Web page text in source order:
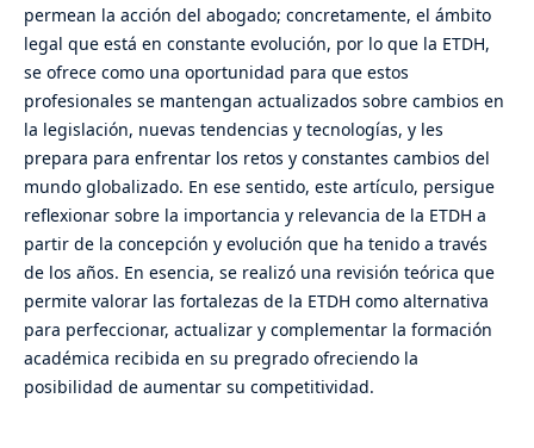
permean la acción del abogado; concretamente, el ámbito
legal que está en constante evolución, por lo que la ETDH,
se ofrece como una oportunidad para que estos
profesionales se mantengan actualizados sobre cambios en
la legislación, nuevas tendencias y tecnologías, y les
prepara para enfrentar los retos y constantes cambios del
mundo globalizado. En ese sentido, este artículo, persigue
reflexionar sobre la importancia y relevancia de la ETDH a
partir de la concepción y evolución que ha tenido a través
de los años. En esencia, se realizó una revisión teórica que
permite valorar las fortalezas de la ETDH como alternativa
para perfeccionar, actualizar y complementar la formación
académica recibida en su pregrado ofreciendo la
posibilidad de aumentar su competitividad.